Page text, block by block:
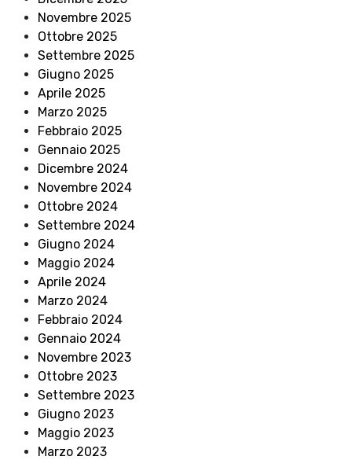
Novembre 2025
Ottobre 2025
Settembre 2025
Giugno 2025
Aprile 2025
Marzo 2025
Febbraio 2025
Gennaio 2025
Dicembre 2024
Novembre 2024
Ottobre 2024
Settembre 2024
Giugno 2024
Maggio 2024
Aprile 2024
Marzo 2024
Febbraio 2024
Gennaio 2024
Novembre 2023
Ottobre 2023
Settembre 2023
Giugno 2023
Maggio 2023
Marzo 2023